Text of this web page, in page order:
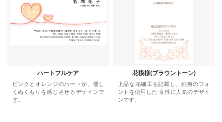
ハートフルケア
ピンクとオレンジのハートが、優し
くぬくもりを感じさせるデザインで
す。
花模様(ブラウントーン)
上品な花細工を記載し、細身のフォ
ントを使用した 女性に人気のデザイ
ンです。